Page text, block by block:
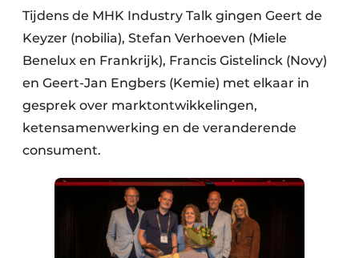
Tijdens de MHK Industry Talk gingen Geert de
Keyzer (nobilia), Stefan Verhoeven (Miele
Benelux en Frankrijk), Francis Gistelinck (Novy)
en Geert-Jan Engbers (Kemie) met elkaar in
gesprek over marktontwikkelingen,
ketensamenwerking en de veranderende
consument.